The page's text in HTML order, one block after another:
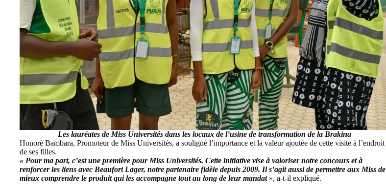
Les lauréates de Miss Universités dans les locaux de l’usine de transformation de la Brakina
Honoré Bambara, Promoteur de Miss Universités, a souligné l’importance et la valeur ajoutée de cette visite à l’endroit
de ses filles.
« Pour ma part, c’est une première pour Miss Universités. Cette initiative vise à valoriser notre concours et à
renforcer les liens avec Beaufort Lager, notre partenaire fidèle depuis 2009. Il s’agit aussi de permettre aux Miss de
mieux comprendre le produit qui les accompagne tout au long de leur mandat », a-t-il expliqué.